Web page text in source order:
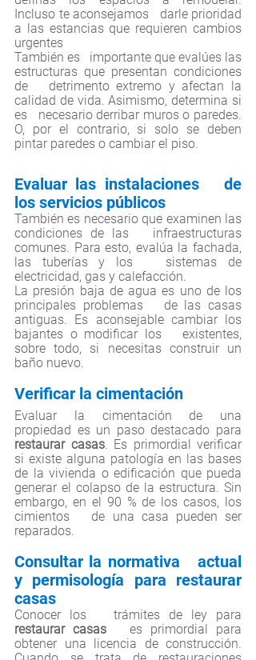
Incluso te aconsejamos   darle prioridad
a las estancias que requieren cambios
urgentes
También es   importante que evalúes las
estructuras que presentan condiciones
de   detrimento extremo y afectan la
calidad de vida. Asimismo, determina si
es   necesario derribar muros o paredes.
O, por el contrario, si solo se deben
pintar paredes o cambiar el piso.
Evaluar las instalaciones   de
los servicios públicos
También es necesario que examinen las
condiciones de las   infraestructuras
comunes. Para esto, evalúa la fachada,
las tuberías y los   sistemas de
electricidad, gas y calefacción.
La presión baja de agua es uno de los
principales problemas   de las casas
antiguas. Es aconsejable cambiar los
bajantes o modificar los   existentes,
sobre todo, si necesitas construir un
baño nuevo.
Verificar la cimentación
Evaluar la cimentación de una
restaurar casas. Es primordial verificar
si existe alguna patología en las bases
de la vivienda o edificación que pueda
generar el colapso de la estructura. Sin
embargo, en el 90 % de los casos, los
cimientos   de una casa pueden ser
reparados.
Consultar la normativa   actual
y permisología para restaurar
casas
restaurar casas
   es primordial para
obtener una licencia de construcción.